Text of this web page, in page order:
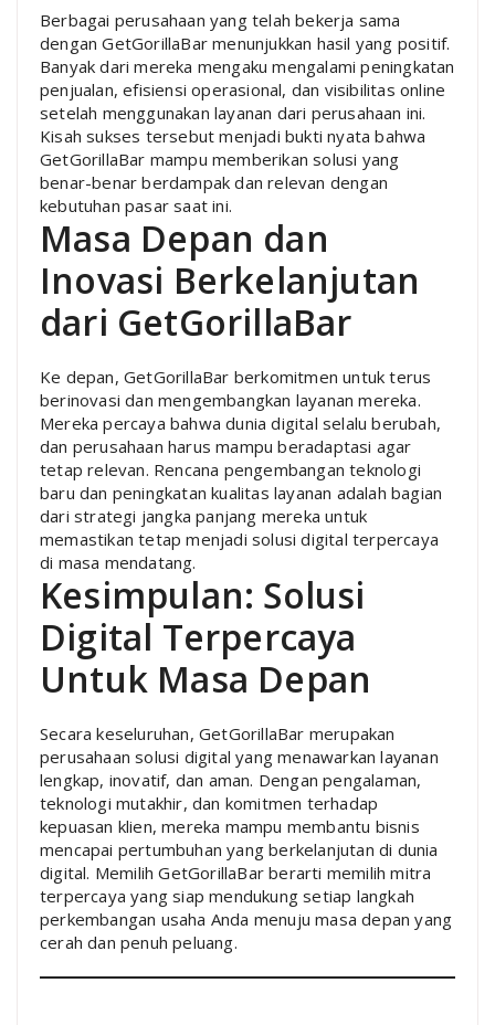
Berbagai perusahaan yang telah bekerja sama
dengan GetGorillaBar menunjukkan hasil yang positif.
Banyak dari mereka mengaku mengalami peningkatan
penjualan, efisiensi operasional, dan visibilitas online
setelah menggunakan layanan dari perusahaan ini.
Kisah sukses tersebut menjadi bukti nyata bahwa
GetGorillaBar mampu memberikan solusi yang
benar-benar berdampak dan relevan dengan
kebutuhan pasar saat ini.
Masa Depan dan
Inovasi Berkelanjutan
dari GetGorillaBar
Ke depan, GetGorillaBar berkomitmen untuk terus
berinovasi dan mengembangkan layanan mereka.
Mereka percaya bahwa dunia digital selalu berubah,
dan perusahaan harus mampu beradaptasi agar
tetap relevan. Rencana pengembangan teknologi
baru dan peningkatan kualitas layanan adalah bagian
dari strategi jangka panjang mereka untuk
memastikan tetap menjadi solusi digital terpercaya
di masa mendatang.
Kesimpulan: Solusi
Digital Terpercaya
Untuk Masa Depan
Secara keseluruhan, GetGorillaBar merupakan
perusahaan solusi digital yang menawarkan layanan
lengkap, inovatif, dan aman. Dengan pengalaman,
teknologi mutakhir, dan komitmen terhadap
kepuasan klien, mereka mampu membantu bisnis
mencapai pertumbuhan yang berkelanjutan di dunia
digital. Memilih GetGorillaBar berarti memilih mitra
terpercaya yang siap mendukung setiap langkah
perkembangan usaha Anda menuju masa depan yang
cerah dan penuh peluang.